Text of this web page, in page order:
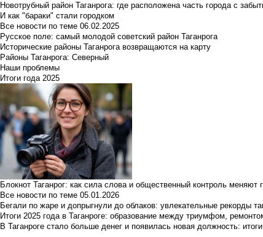
Новотрубный район Таганрога: где расположена часть города с
И как "бараки" стали городком
Все новости по теме 06.02.2025
Русское поле: самый молодой советский район Таганрога
Исторические районы Таганрога возвращаются на карту
Районы Таганрога: Северный
Наши проблемы
Итоги года 2025
Блокнот Таганрог: как сила слова и общественный контроль меняют
Все новости по теме 05.01.2026
Бегали по жаре и допрыгнули до облаков: увлекательные рекорды
Итоги 2025 года в Таганроге: образование между триумфом,
В Таганроге стало больше денег и появилась новая должность: